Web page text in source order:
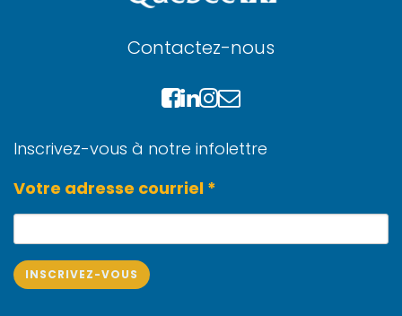
Contactez-nous
Inscrivez-vous à notre infolettre
Votre adresse courriel *